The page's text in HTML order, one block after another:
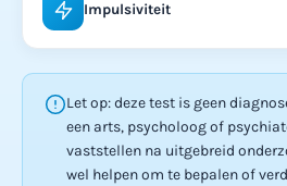
Impulsiviteit
Let op: deze test is geen
een arts, psycholoog of
vaststellen na uitgebreid
wel helpen om te bepalen of